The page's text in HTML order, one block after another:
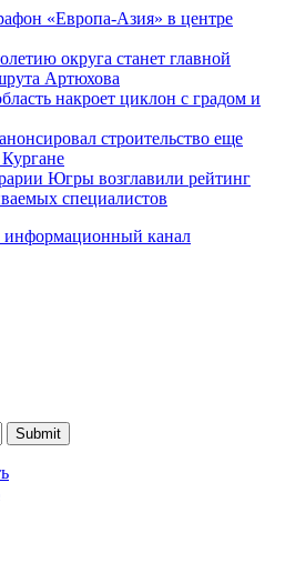
«Европа-Азия» в центре
округа станет главной
Артюхова
накроет циклон с градом и
строительство еще
Югры возглавили рейтинг
специалистов
канал
Submit